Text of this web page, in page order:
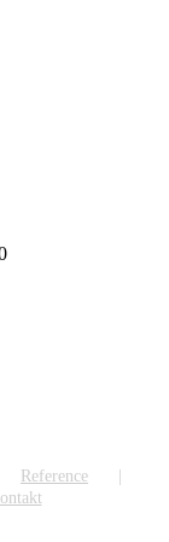
Reference